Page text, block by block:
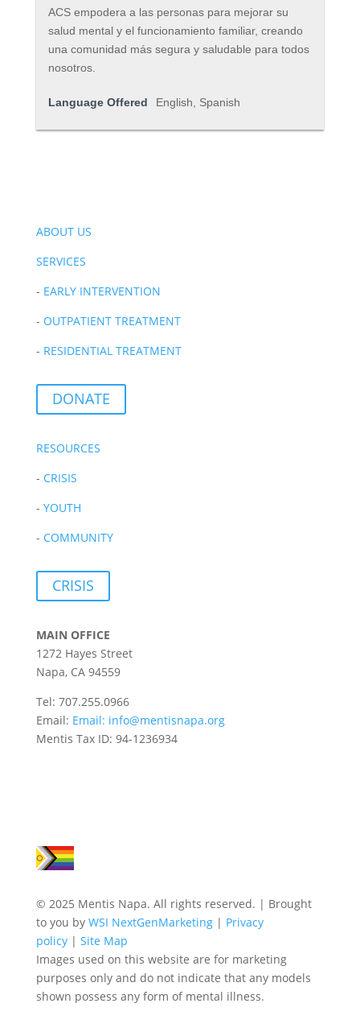
ACS empodera a las personas para mejorar su
salud mental y el funcionamiento familiar, creando
una comunidad más segura y saludable para todos
nosotros.
Language Offered English, Spanish
ABOUT US
SERVICES
- EARLY INTERVENTION
- OUTPATIENT TREATMENT
- RESIDENTIAL TREATMENT
DONATE
RESOURCES
- CRISIS
- YOUTH
- COMMUNITY
CRISIS
MAIN OFFICE
1272 Hayes Street
Napa, CA 94559
Tel: 707.255.0966
Email: Email: info@mentisnapa.org
Mentis Tax ID: 94-1236934
© 2025 Mentis Napa. All rights reserved. | Brought
to you by WSI NextGenMarketing| Privacy
policy| Site Map
Images used on this website are for marketing
purposes only and do not indicate that any models
shown possess any form of mental illness.